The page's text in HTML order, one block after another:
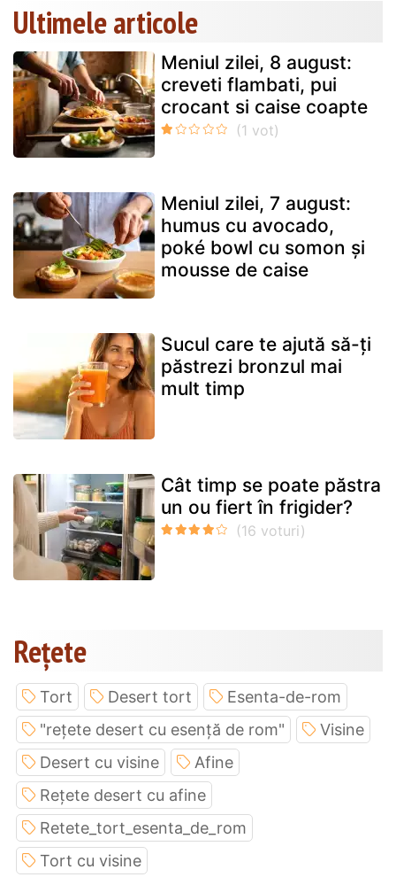
Ultimele articole
Meniul zilei, 8 august:
creveti flambati, pui
crocant si caise coapte
Meniul zilei, 7 august:
humus cu avocado,
poké bowl cu somon și
mousse de caise
Sucul care te ajută să-ți
păstrezi bronzul mai
mult timp
Cât timp se poate păstra
un ou fiert în frigider?
Rețete
Tort Desert tort
Esenta-de-rom
"rețete desert cu esență de rom"
Visine
Desert cu visine
Afine
Rețete desert cu afine
Retete_tort_esenta_de_rom
Tort cu visine